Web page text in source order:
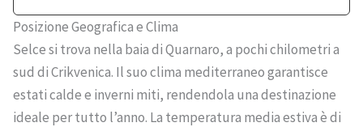
Posizione Geografica e Clima
Selce si trova nella baia di Quarnaro, a pochi chilometri a
sud di Crikvenica. Il suo clima mediterraneo garantisce
estati calde e inverni miti, rendendola una destinazione
ideale per tutto l’anno. La temperatura media estiva è di